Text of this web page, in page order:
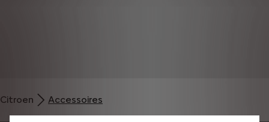
Citroen Accessoires
permettent de vous fournir des fonctionnalités essentielles telles que la